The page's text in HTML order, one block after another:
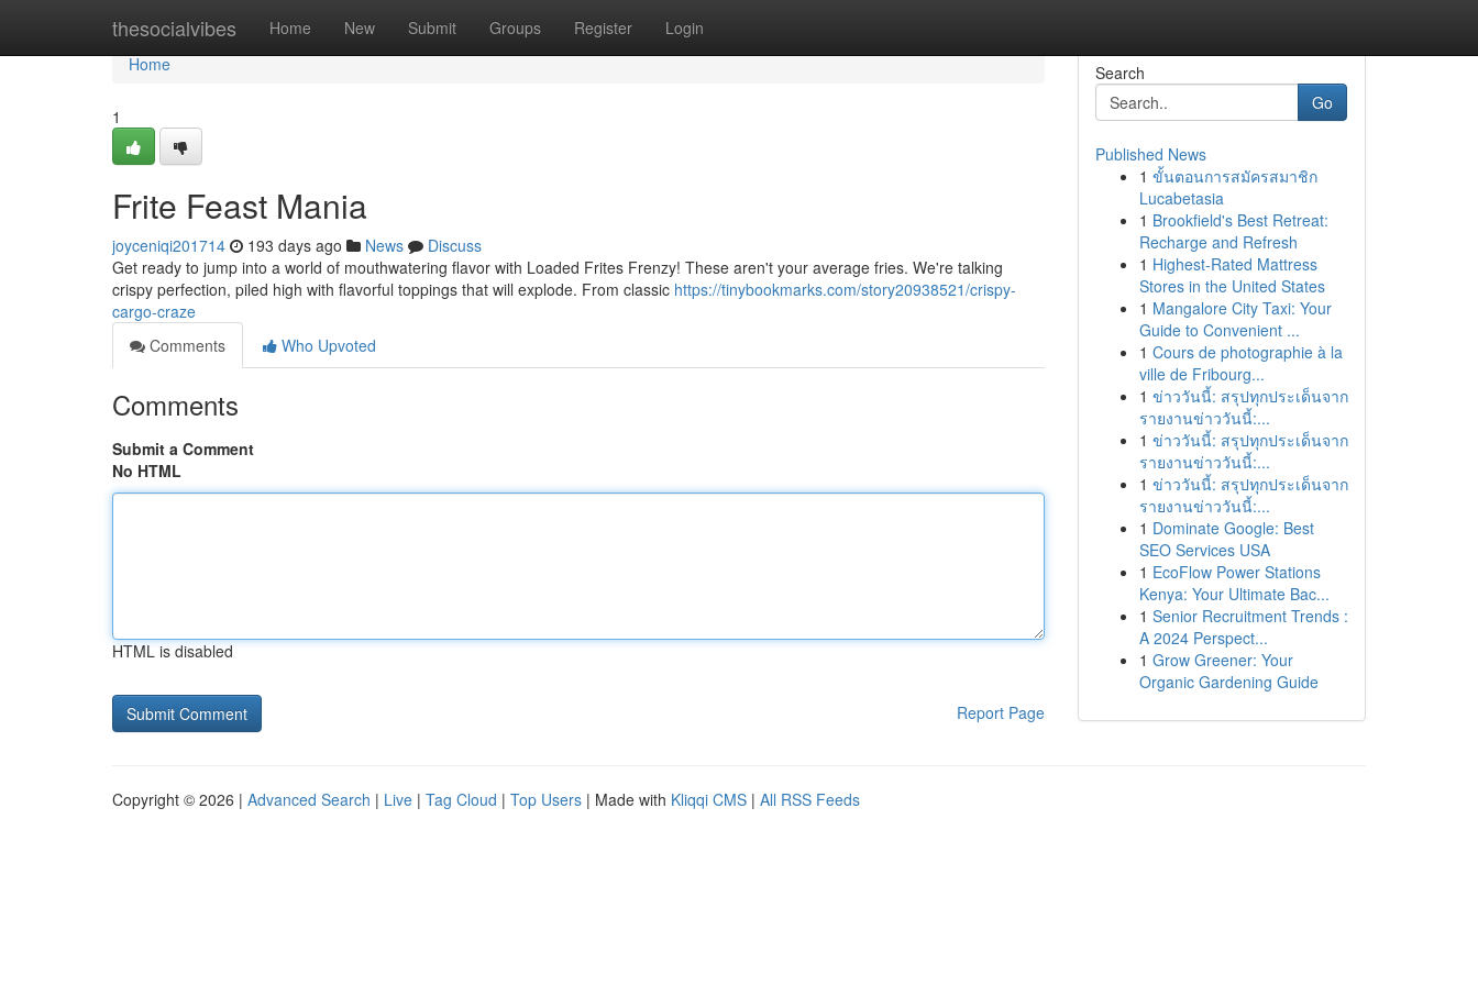
thesocialvibes Home New Submit Groups Register Login
Home
Home
1
Frite Feast Mania
joyceniqi201714 193 days ago News
Discuss
Get ready to jump into a world of mouthwatering flavor with Loaded Frites Frenzy! These aren't your average fries. We're talking
crispy perfection, piled high with flavorful toppings that will explode. From classic https://tinybookmarks.com/story20938521/crispy-
cargo-craze
Comments
Who Upvoted
Comments
Submit a Comment
No HTML
HTML is disabled
Report Page
Search
Go
Published News
1 ขั้นตอนการสมัครสมาชิก
Lucabetasia
1 Brookfield's Best Retreat:
Recharge and Refresh
1 Highest-Rated Mattress
Stores in the United States
1 Mangalore City Taxi: Your
Guide to Convenient ...
1 Cours de photographie à la
ville de Fribourg...
1 ข่าววันนี้: สรุปทุกประเด็นจาก
รายงานข่าววันนี้:...
1 ข่าววันนี้: สรุปทุกประเด็นจาก
รายงานข่าววันนี้:...
1 ข่าววันนี้: สรุปทุกประเด็นจาก
รายงานข่าววันนี้:...
1 Dominate Google: Best
SEO Services USA
1 EcoFlow Power Stations
Kenya: Your Ultimate Bac...
1 Senior Recruitment Trends :
A 2024 Perspect...
1 Grow Greener: Your
Organic Gardening Guide
Copyright © 2026 | Advanced Search | Live | Tag Cloud | Top Users | Made with Kliqqi CMS | All RSS Feeds